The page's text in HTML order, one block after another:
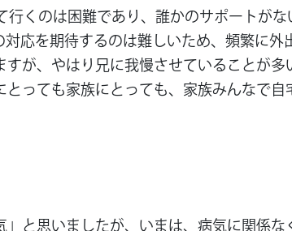
くのは困難であり、誰かのサポートが
応を期待するのは難しいため、頻繁に外
が、やはり兄に我慢させていることが多
っても家族にとっても、家族みんなで
と思いましたが、いまは、病気に関係